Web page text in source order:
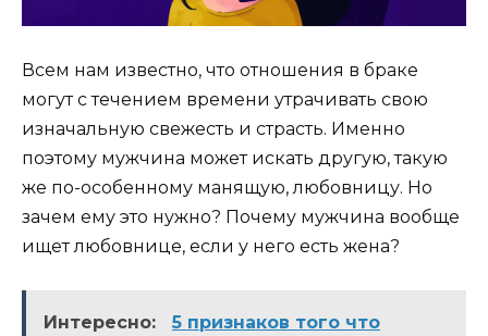
Всем нам известно, что отношения в браке
могут с течением времени утрачивать свою
изначальную свежесть и страсть. Именно
поэтому мужчина может искать другую, такую
же по-особенному манящую, любовницу. Но
зачем ему это нужно? Почему мужчина вообще
ищет любовнице, если у него есть жена?
Интересно:
5 признаков того что